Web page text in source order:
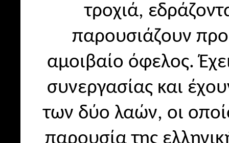
τροχιά,
παρουσιάζουν
αμοιβαίο όφελος.
συνεργασίας και
των δύο λαών, οι
παρουσία της